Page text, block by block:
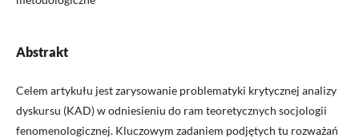
Abstrakt
Celem artykułu jest zarysowanie problematyki krytycznej analizy
dyskursu (KAD) w odniesieniu do ram teoretycznych socjologii
fenomenologicznej. Kluczowym zadaniem podjętych tu rozważań